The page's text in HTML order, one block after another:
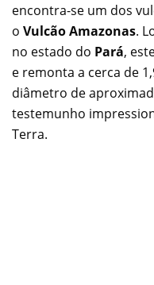
encontra-se um dos
o Vulcão Amazonas.
no estado do Pará,
e remonta a cerca de
diâmetro de
testemunho
Terra.